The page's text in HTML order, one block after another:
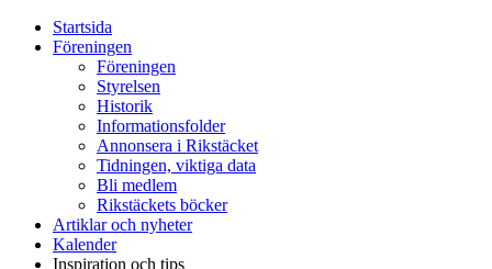
Startsida
Föreningen
Föreningen
Styrelsen
Historik
Informationsfolder
Annonsera i Rikstäcket
Tidningen, viktiga data
Bli medlem
Rikstäckets böcker
Artiklar och nyheter
Kalender
Inspiration och tips